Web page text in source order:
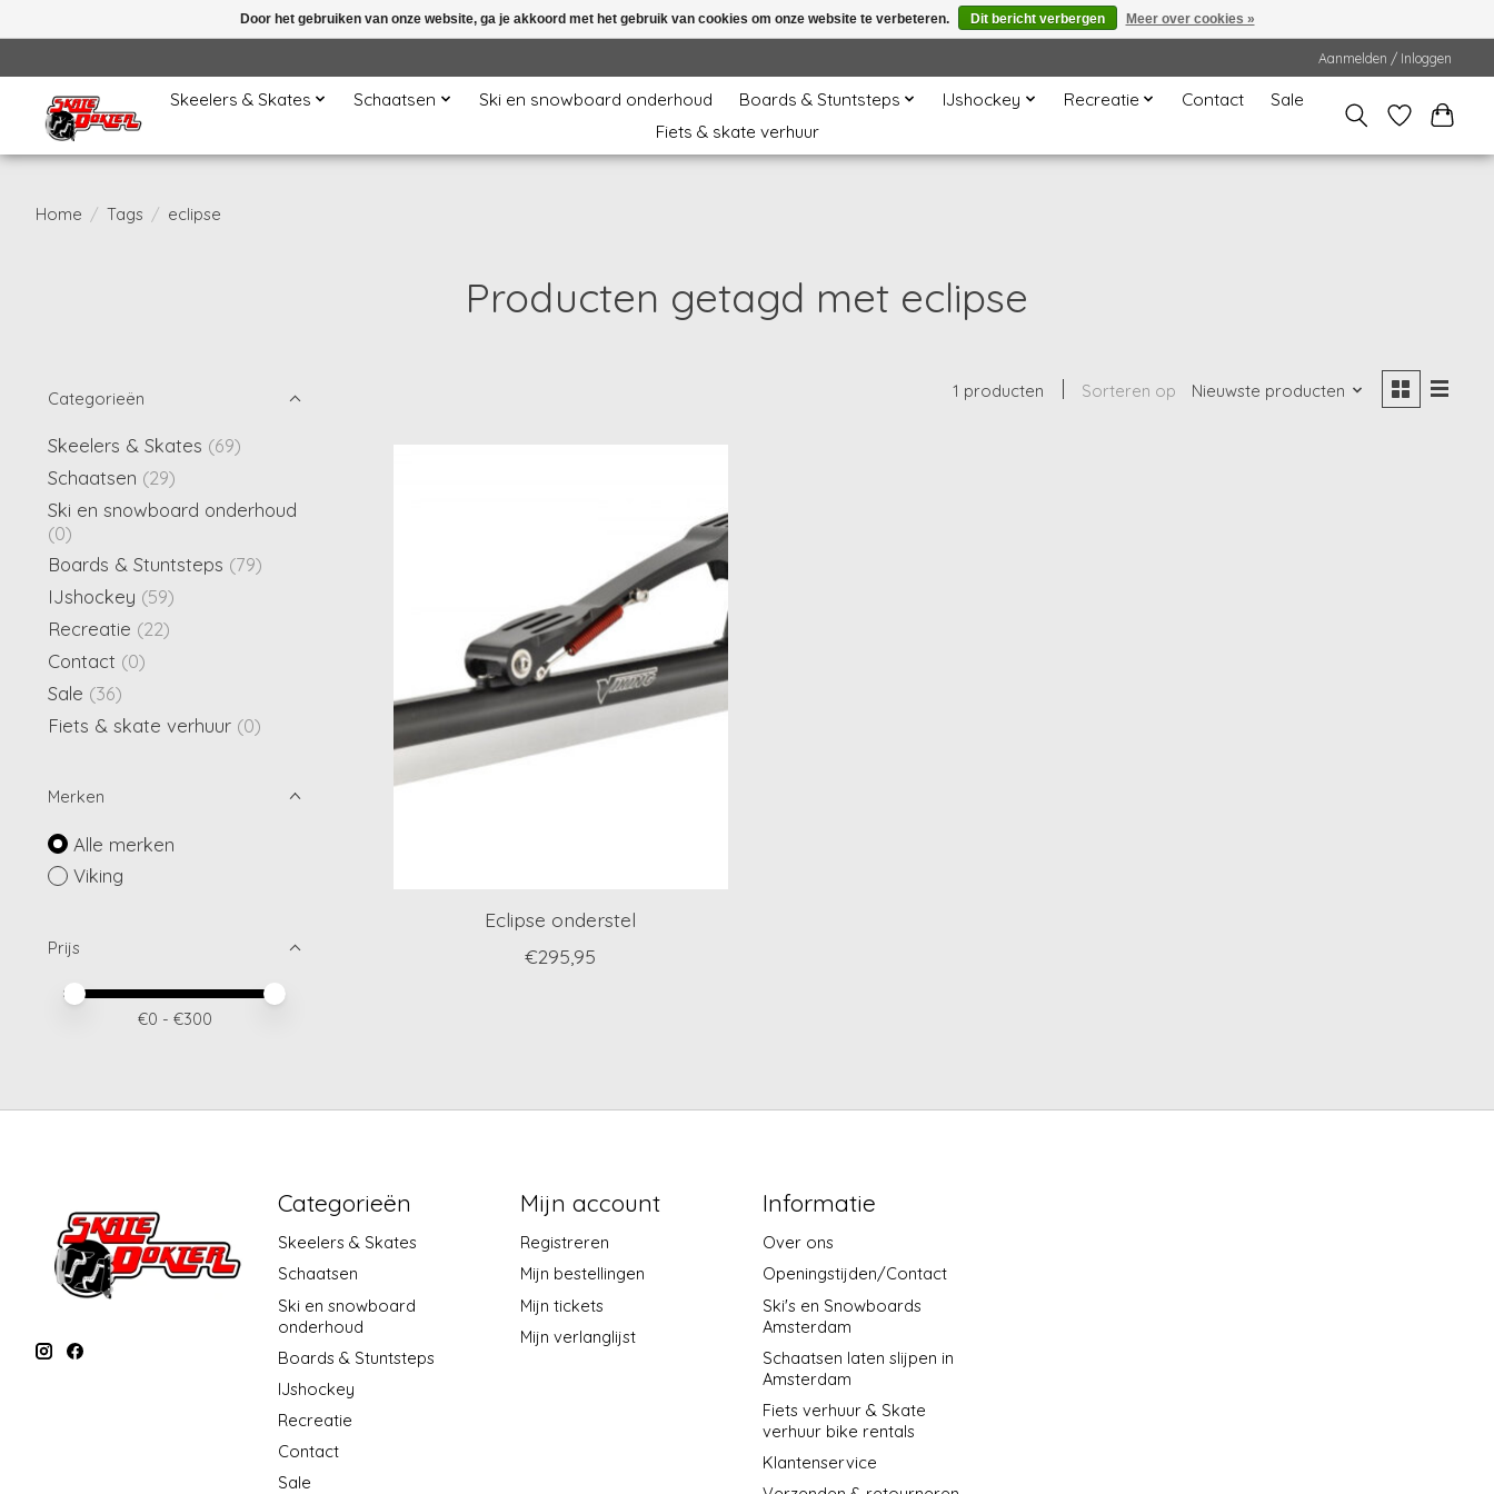
Aanmelden / Inloggen
Skeelers & Skates Schaatsen Ski en snowboard onderhoud Boards & Stuntsteps IJshockey Recreatie Contact
Sale
Fiets & skate verhuur
Home / Tags / eclipse
Producten getagd met eclipse
Categorieën
Skeelers & Skates (69)
Schaatsen (29)
Ski en snowboard onderhoud
(0)
Boards & Stuntsteps (79)
IJshockey (59)
Recreatie (22)
Contact (0)
Sale (36)
Fiets & skate verhuur (0)
Merken
Alle merken
Viking
Prijs
Minimale prijswaarde
Price maximum value
€0 - €300
1 producten Sorteren op Nieuwste producten
Eclipse onderstel
€295,95
Categorieën
Skeelers & Skates
Schaatsen
Ski en snowboard
onderhoud
Boards & Stuntsteps
IJshockey
Recreatie
Contact
Sale
Mijn account
Registreren
Mijn bestellingen
Mijn tickets
Mijn verlanglijst
Informatie
Over ons
Openingstijden/Contact
Ski's en Snowboards
Amsterdam
Schaatsen laten slijpen in
Amsterdam
Fiets verhuur & Skate
verhuur bike rentals
Klantenservice
Door het gebruiken van onze website, ga je akkoord met het gebruik van cookies om onze website te verbeteren. Dit bericht verbergen Meer over cookies »